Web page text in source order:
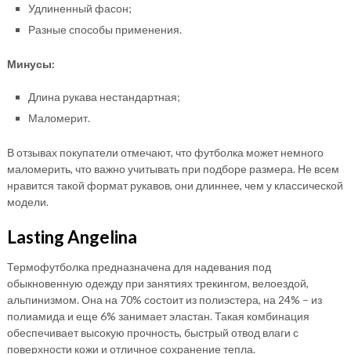
Удлиненный фасон;
Разные способы применения.
Минусы:
Длина рукава нестандартная;
Маломерит.
В отзывах покупатели отмечают, что футболка может немного
маломерить, что важно учитывать при подборе размера. Не всем
нравится такой формат рукавов, они длиннее, чем у классической
модели.
Lasting Angelina
Термофутболка предназначена для надевания под
обыкновенную одежду при занятиях трекингом, велоездой,
альпинизмом. Она на 70% состоит из полиэстера, на 24% – из
полиамида и еще 6% занимает эластан. Такая комбинация
обеспечивает высокую прочность, быстрый отвод влаги с
поверхности кожи и отличное сохранение тепла.